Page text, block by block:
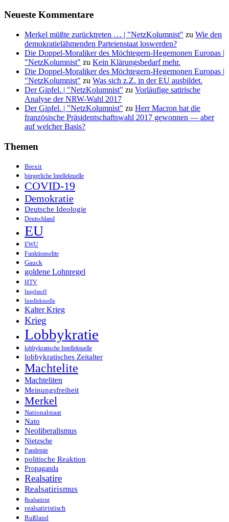
Neueste Kommentare
Merkel müßte zurücktreten … | "NetzKolumnist" zu Wie den
demokratielähmenden Parteienstaat loswerden?
Die Doppel-Moraliker des Möchtegern-Hegemonen Europas |
"NetzKolumnist" zu Kein Klärungsbedarf mehr.
Die Doppel-Moraliker des Möchtegern-Hegemonen Europas |
"NetzKolumnist" zu Was sich z.Z. in der EU ausbildet.
Der Gipfel. | "NetzKolumnist" zu Vorläufige satirische
Analyse der NRW-Wahl 2017
Der Gipfel. | "NetzKolumnist" zu Herr Macron hat die
französische Präsidentschaftswahl 2017 gewonnen — aber
auf welcher Basis?
Themen
Brexit
bürgerliche Intellektuelle
COVID-19
Demokratie
Deutsche Ideologie
Deutschland
EU
EWU
Funktionselite
Gauck
goldene Lohnregel
HTV
Impfstoff
Intellektuelle
Kalter Krieg
Krieg
Lobbykratie
lobbykratische Intellektuelle
lobbykratisches Zeitalter
Machtelite
Machteliten
Meinungsfreiheit
Merkel
Nationalstaat
Nato
Neoliberalismus
Nietzsche
Pandemie
politische Reaktion
Propaganda
Realsatire
Realsatirismus
Realsatirist
realsatiristisch
Rußland